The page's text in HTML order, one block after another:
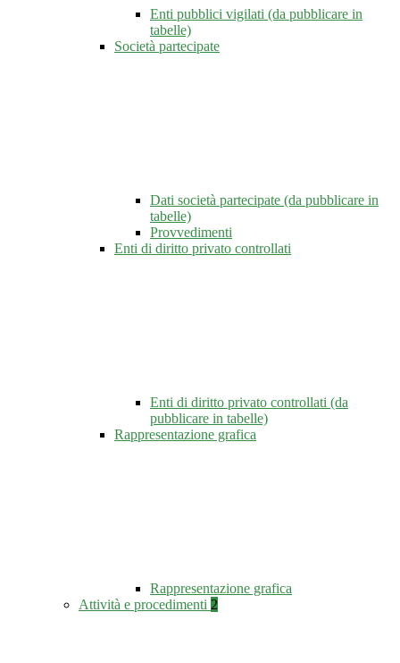
Enti pubblici vigilati (da pubblicare in
tabelle)
Società partecipate
Dati società partecipate (da pubblicare in
tabelle)
Provvedimenti
Enti di diritto privato controllati
Enti di diritto privato controllati (da
pubblicare in tabelle)
Rappresentazione grafica
Rappresentazione grafica
Attività e procedimenti 2